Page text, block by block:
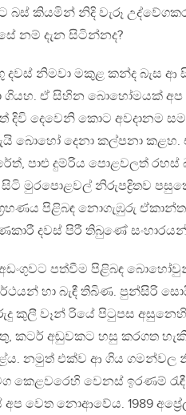
බස් කියමින් නිදි වැරූ
නම් දැන සිටින්නද?
දවස් නිමවා මකුළ කන්ද බැස
ගියහ. ඒ සිහින බොහෝමයක්
දිවි දෙවෙනි කොට අවදානම
බොහෝ දෙනා කල්පනා කළහ.
පාළු දුම්රිය පොළවලත්
සිටි මුරපොළවල් නිරුපද්‍රිතව
පිළිබඳ නොගැඹුරු
දවස් පිරී තිබුණේ
පත්වීම පිළිබඳ
හා බැඳී තිබිණ. පුන්සිරි
කුලී වෑන් රියේ පිටුපස
කටර් අඬුවකට හසු කරගත හැකි
නමුත් එක්ව ආ ගිය ගමන්වල
කෙළවරෙහි වෙනස් ඉරණම්
අප වෙත නොආවේය. 1989